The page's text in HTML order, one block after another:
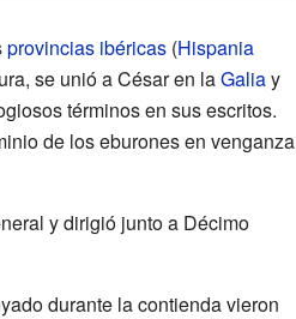
provincias ibéricas(Hispania
se unió a César en laGaliay
términos en sus escritos.
de los eburones en venganza
y dirigió junto a Décimo
durante la contienda vieron